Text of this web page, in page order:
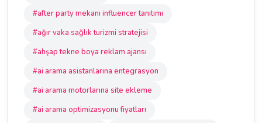
#after party mekanı influencer tanıtımı
#ağır vaka sağlık turizmi stratejisi
#ahşap tekne boya reklam ajansı
#ai arama asistanlarına entegrasyon
#ai arama motorlarına site ekleme
#ai arama optimizasyonu fiyatları